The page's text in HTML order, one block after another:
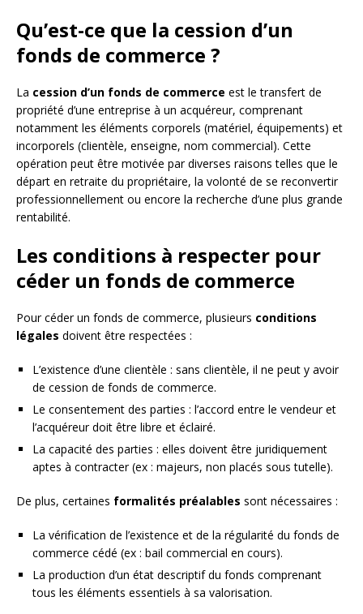
Qu’est-ce que la cession d’un
fonds de commerce ?
La cession d’un fonds de commerce est le transfert de
propriété d’une entreprise à un acquéreur, comprenant
notamment les éléments corporels (matériel, équipements) et
incorporels (clientèle, enseigne, nom commercial). Cette
opération peut être motivée par diverses raisons telles que le
départ en retraite du propriétaire, la volonté de se reconvertir
professionnellement ou encore la recherche d’une plus grande
rentabilité.
Les conditions à respecter pour
céder un fonds de commerce
Pour céder un fonds de commerce, plusieurs conditions
légales doivent être respectées :
L’existence d’une clientèle : sans clientèle, il ne peut y avoir
de cession de fonds de commerce.
Le consentement des parties : l’accord entre le vendeur et
l’acquéreur doit être libre et éclairé.
La capacité des parties : elles doivent être juridiquement
aptes à contracter (ex : majeurs, non placés sous tutelle).
De plus, certaines formalités préalables sont nécessaires :
La vérification de l’existence et de la régularité du fonds de
commerce cédé (ex : bail commercial en cours).
La production d’un état descriptif du fonds comprenant
tous les éléments essentiels à sa valorisation.